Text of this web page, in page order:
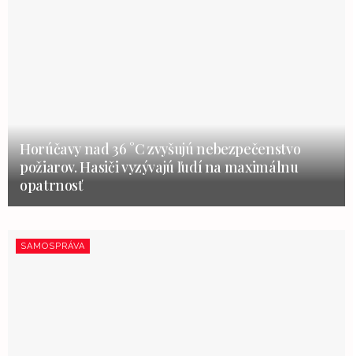
Horúčavy nad 36 °C zvyšujú nebezpečenstvo
požiarov. Hasiči vyzývajú ľudí na maximálnu
opatrnosť
SAMOSPRÁVA